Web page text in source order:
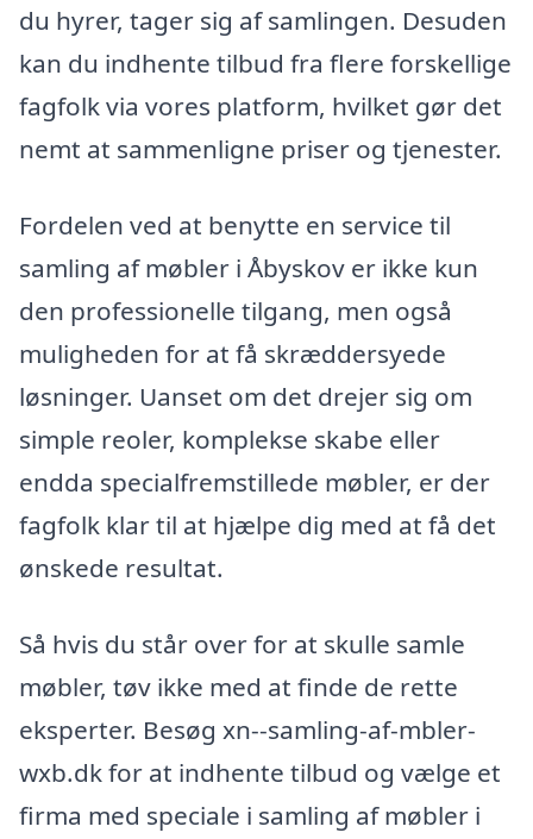
du hyrer, tager sig af samlingen. Desuden
kan du indhente tilbud fra flere forskellige
fagfolk via vores platform, hvilket gør det
nemt at sammenligne priser og tjenester.
Fordelen ved at benytte en service til
samling af møbler i Åbyskov er ikke kun
den professionelle tilgang, men også
muligheden for at få skræddersyede
løsninger. Uanset om det drejer sig om
simple reoler, komplekse skabe eller
endda specialfremstillede møbler, er der
fagfolk klar til at hjælpe dig med at få det
ønskede resultat.
Så hvis du står over for at skulle samle
møbler, tøv ikke med at finde de rette
eksperter. Besøg xn--samling-af-mbler-
wxb.dk for at indhente tilbud og vælge et
firma med speciale i samling af møbler i